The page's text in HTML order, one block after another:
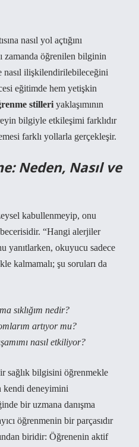
nasıl yol açtığını
zamanda öğrenilen bilginin
nasıl ilişkilendirilebileceğini
eğitimde hem yetişkin
stilleri yaklaşımının
bilgiyle etkileşimi farklıdır
farklı yollarla gerçekleşir.
Neden, Nasıl ve
kabullenmeyip, onu
“Hangi alerjiler
yanıtlarken, okuyucu sadece
kalmamalı; şu soruları da
sıklığım nedir?
artıyor mu?
nasıl etkiliyor?
sağlık bilgisini öğrenmekle
kendi deneyimini
bir uzmana danışma
öğrenmenin bir parçasıdır
biridir: Öğrenenin aktif